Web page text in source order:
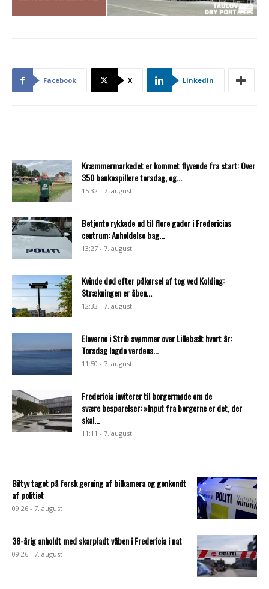
Facebook X Linkedin
Kræmmermarkedet er kommet flyvende fra start: Over
350 bankospillere torsdag, og...
15:32 - 7. august
Betjente rykkede ud til flere gader i Fredericias
centrum: Anholdelse bag...
13:27 - 7. august
Kvinde død efter påkørsel af tog ved Kolding:
Strækningen er åben...
12:33 - 7. august
Eleverne i Strib svømmer over Lillebælt hvert år:
Torsdag lagde verdens...
11:50 - 7. august
Fredericia inviterer til borgermøde om de
svære besparelser: »Input fra borgerne er det, der
skal...
11:11 - 7. august
Biltyv taget på fersk gerning af bilkamera og genkendt
af politiet
09:26 - 7. august
38-årig anholdt med skarpladt våben i Fredericia i nat
09:26 - 7. august